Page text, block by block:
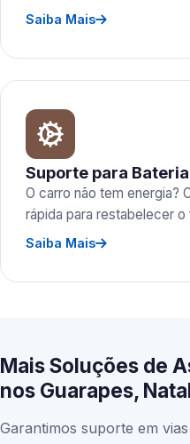
Saiba Mais
Suporte para Bateria
O carro não tem energia?
rápida para restabelecer
Saiba Mais
Mais Soluções de
nos Guarapes,
Garantimos suporte em